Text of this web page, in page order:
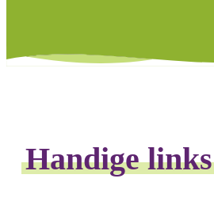
Handige links